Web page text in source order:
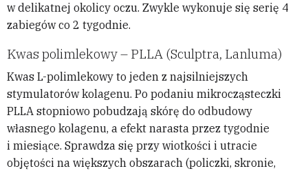
w delikatnej okolicy oczu. Zwykle wykonuje się serię 4
zabiegów co 2 tygodnie.
Kwas polimlekowy – PLLA (Sculptra, Lanluma)
Kwas L-polimlekowy to jeden z najsilniejszych
stymulatorów kolagenu. Po podaniu mikrocząsteczki
PLLA stopniowo pobudzają skórę do odbudowy
własnego kolagenu, a efekt narasta przez tygodnie
i miesiące. Sprawdza się przy wiotkości i utracie
objętości na większych obszarach (policzki, skronie,